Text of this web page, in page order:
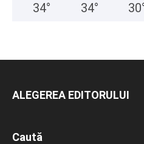
34° 34° 30
ALEGEREA EDITORULUI
Caută